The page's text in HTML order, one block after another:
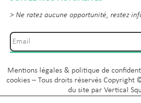
> Ne ratez aucune opportunité, restez
Mentions légales & politique de
cookies – Tous droits réservés Copyright
du site par Vertical